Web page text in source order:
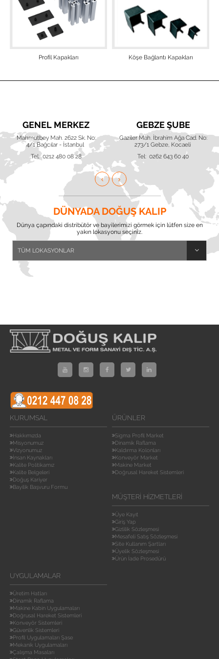
Profil Kapakları Köşe Bağlantı Kapakları
GENEL MERKEZ
Mahmutbey Mah. 2622 Sk. No:
4/1 Bağcılar - İstanbul
Tel: 0212 480 08 28
GEBZE ŞUBE
Gaziler Mah. İbrahim Ağa Cad. No:
273/1 Gebze, Kocaeli
Tel: 0262 643 60 40
DÜNYADA DOĞUŞ KALIP
Dünya çapındaki distribütör ve bayilerimizi görmek için lütfen size en
yakın lokasyonu seçiniz.
KURUMSAL
Hakkımızda
Misyonumuz
Vizyonumuz
İnsan Kaynakları
Kalite Politikamız
Kalite Belgeleri
Doğuş Kariyer
Bayilik Başvuru Formu
ÜRÜNLER
Sigma Profil Market
Dinamik Raflama
Kaldırma Kolonları
Konveyör Market
Makine Market
Doğrusal Hareket Sistemleri
MÜŞTERI HIZMETLERI
Üye Kayıt
Giriş Yap
Gizlilik Sözleşmesi
Mesafeli Satış Sözleşmesi
Site Kullanım Şartları
Üyelik Sözleşmesi
Ürün İade Prosedürü
UYGULAMALAR
Üretim Hatları
Dinamik Raflama
Makine Kabin Uygulamaları
Doğrusal Hareket Sistemleri
Konveyör Sistemleri
Güvenlik Sistemleri
Profil Uygulamaları Şase
Mekanik Uygulamaları
Çalışma Masaları